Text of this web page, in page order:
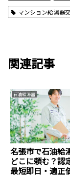
マンション給湯器
関連記事
石油給湯器
名張市で石油給
どこに頼む？認
最短即日・適正